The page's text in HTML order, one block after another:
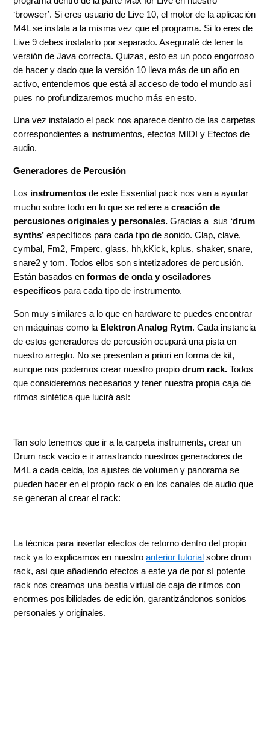
‘browser’. Si eres usuario de Live 10, el motor de la aplicación
M4L se instala a la misma vez que el programa. Si lo eres de
Live 9 debes instalarlo por separado. Aseguraté de tener la
versión de Java correcta. Quizas, esto es un poco engorroso
de hacer y dado que la versión 10 lleva más de un año en
activo, entendemos que está al acceso de todo el mundo así
pues no profundizaremos mucho más en esto.
Una vez instalado el pack nos aparece dentro de las carpetas
correspondientes a instrumentos, efectos MIDI y Efectos de
audio.
Generadores de Percusión
Los instrumentos de este Essential pack nos van a ayudar
mucho sobre todo en lo que se refiere acreación de
percusiones originales y personales.Gracias a sus ‘drum
synths’ específicos para cada tipo de sonido. Clap, clave,
cymbal, Fm2, Fmperc, glass, hh,kKick, kplus, shaker, snare,
snare2 y tom. Todos ellos son sintetizadores de percusión.
Están basados enformas de onda y osciladores
específicos para cada tipo de instrumento.
Son muy similares a lo que en hardware te puedes encontrar
en máquinas como la Elektron Analog Rytm. Cada instancia
de estos generadores de percusión ocupará una pista en
nuestro arreglo. No se presentan a priori en forma de kit,
aunque nos podemos crear nuestro propiodrum rack.Todos
que consideremos necesarios y tener nuestra propia caja de
ritmos sintética que lucirá así:
Tan solo tenemos que ir a la carpeta instruments, crear un
Drum rack vacío e ir arrastrando nuestros generadores de
M4L a cada celda, los ajustes de volumen y panorama se
pueden hacer en el propio rack o en los canales de audio que
se generan al crear el rack:
La técnica para insertar efectos de retorno dentro del propio
rack ya lo explicamos en nuestroanterior tutorial sobre drum
rack, así que añadiendo efectos a este ya de por sí potente
rack nos creamos una bestia virtual de caja de ritmos con
enormes posibilidades de edición, garantizándonos sonidos
personales y originales.